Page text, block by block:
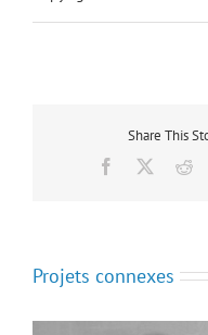
Share This
Facebook
Projets connexes